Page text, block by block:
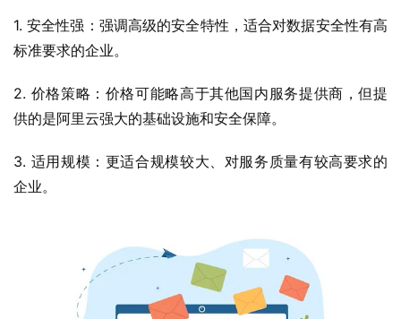
1. 安全性强：强调高级的安全特性，适合对数据安全性有高
标准要求的企业。
2. 价格策略：价格可能略高于其他国内服务提供商，但提
供的是阿里云强大的基础设施和安全保障。
3. 适用规模：更适合规模较大、对服务质量有较高要求的
企业。